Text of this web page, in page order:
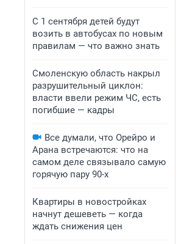
С 1 сентября детей будут
возить в автобусах по новым
правилам — что важно знать
Смоленскую область накрыл
разрушительный циклон:
власти ввели режим ЧС, есть
погибшие — кадры
Все думали, что Орейро и
Арана встречаются: что на
самом деле связывало самую
горячую пару 90-х
Квартиры в новостройках
начнут дешеветь — когда
ждать снижения цен